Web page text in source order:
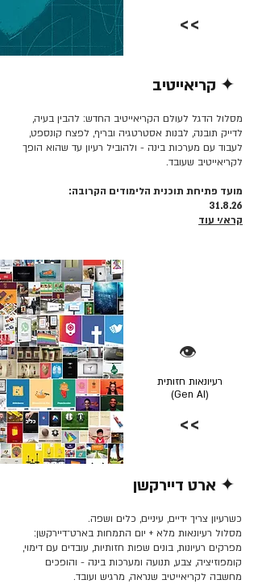
>>
✦ קריאייטיב
מסלול הדגל לעולם הקריאייטיב החדש: להבין בעיה,
לדייק תובנה, לבנות אסטרטגיה ובריף, לפצח קונספט,
לעבוד עם מערכות בינה - ולהוביל רעיון עד שהוא הופך
לקריאייטיב שעובד.
מועד פתיחת תוכנית הלימודים הקרובה:
31.8.26
קרא/י עוד
👁️
רעיונאות חזותית
(Gen AI)
>>
✦ ארט דיירקשן
כשרעיון צריך ידיים, עיניים, כלים ושפה.
מסלול רעיונאות מלא + יום התמחות בארט־דיירקשן:
מפרקים רעיונות, בונים שפות חזותיות, עובדים עם דימוי,
קומפוזיציה, צבע, תנועה ומערכות בינה - והופכים
מחשבה לקריאייטיב שנראה, מרגיש ועובד.